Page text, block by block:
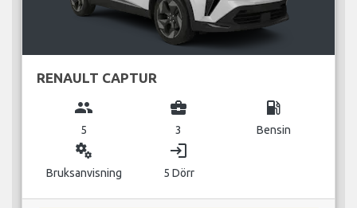
RENAULT CAPTUR
group
5
business_center
3
local_gas_station
Bensin
miscellaneous_services
Bruksanvisning
login
5 Dörr